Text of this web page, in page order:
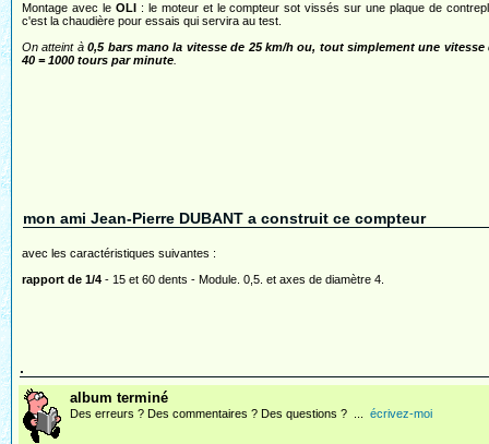
Montage avec le OLI: le moteur et le compteur sot vissés sur une plaque de
c'est la chaudière pour essais qui servira au test.
On atteint à0,5 bars mano la vitesse de 25 km/h ou, tout simplement une vitesse
40 = 1000 tours par minute
mon ami Jean-Pierre DUBANT a construit ce compteur
avec les caractéristiques suivantes :
rapport de 1/4 - 15 et 60 dents - Module. 0,5. et axes de diamètre 4.
.
album terminé
Des erreurs ? Des commentaires ? Des questions ? ... écrivez-moi